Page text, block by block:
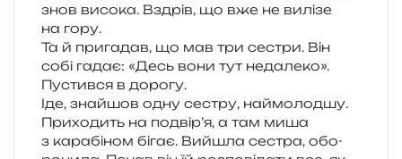
знов висо­ка. Вздрів, що вже не вилі­зе
на гору.
Та й при­га­дав, що мав три сестри. Він
собі гадає: «Десь вони тут неда­ле­ко».
Пустився в дорогу.
Іде, зна­йшов одну сестру, най­мо­лод­шу.
Приходить на подві­р’я, а там миша
з кара­бі­ном бігає. Вийшла сестра, обо­